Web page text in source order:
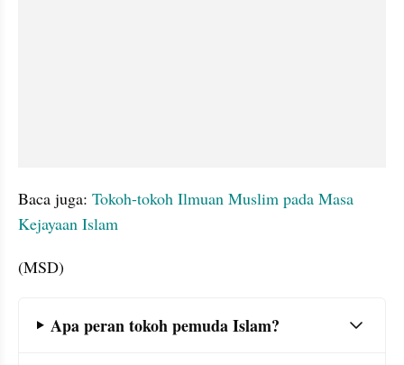
Baca juga: Tokoh-tokoh Ilmuan Muslim pada Masa
Kejayaan Islam
(MSD)
Apa peran tokoh pemuda Islam?